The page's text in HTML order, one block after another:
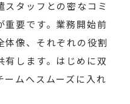
スタッフとの密なコミ
重要です。業務開始前
体像、それぞれの役割
有します。はじめに双
ームへスムーズに入れ